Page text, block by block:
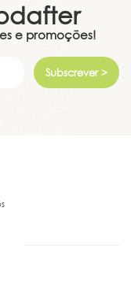
e promoções!
Subscrever >